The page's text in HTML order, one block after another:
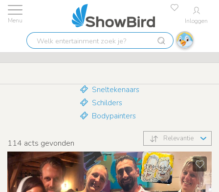
Inloggen
Welk
entertainment
zoek
Laagste prijs garantie 9.7
Tekenaars
Sneltekenaars
Schilders
Bodypainters
114 acts gevonden Relevantie